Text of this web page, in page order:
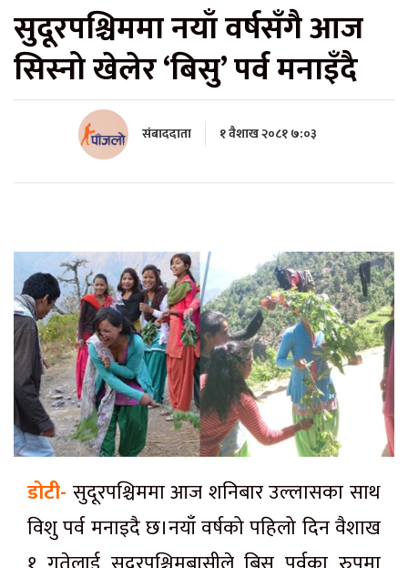
सुदूरपश्चिममा नयाँ वर्षसँगै आज
सिस्नो खेलेर ‘बिसु’ पर्व मनाइँदै
संबाददाता १ वैशाख २०८१ ७:०३
डोटी- सुदूरपश्चिममा आज शनिबार उल्लासका साथ
विशु पर्व मनाइदै छ।नयाँ वर्षको पहिलो दिन वैशाख